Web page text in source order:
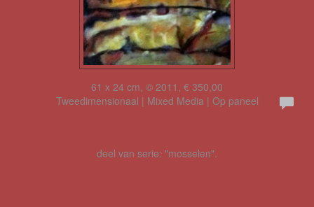
61 x 24 cm, © 2011, € 350,00
Tweedimensionaal | Mixed Media | Op paneel
deel van serie: "mosselen".